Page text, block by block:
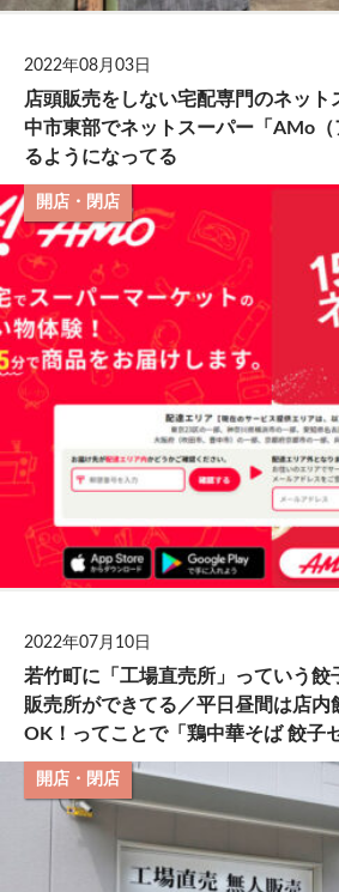
2022年08月03日
店頭販売をしない宅配専門のネット
中市東部でネットスーパー「AMo（
るようになってる
開店・閉店
2022年07月10日
若竹町に「工場直売所」っていう餃
販売所ができてる／平日昼間は店内
OK！ってことで「鶏中華そば 餃子
開店・閉店